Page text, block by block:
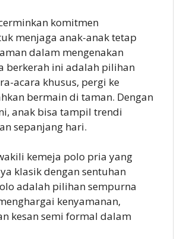
komitmen
menjaga anak-anak tetap
dalam mengenakan
berkerah ini adalah pilihan
acara khusus, pergi ke
bermain di taman. Dengan
anak bisa tampil trendi
sepanjang hari.
kemeja polo pria yang
klasik dengan sentuhan
adalah pilihan sempurna
kenyamanan,
kesan semi formal dalam